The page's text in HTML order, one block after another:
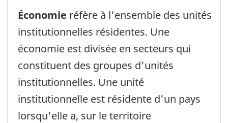
Économie réfère à l'ensemble des unités
institutionnelles résidentes. Une
économie est divisée en secteurs qui
constituent des groupes d'unités
institutionnelles. Une unité
institutionnelle est résidente d'un pays
lorsqu'elle a, sur le territoire